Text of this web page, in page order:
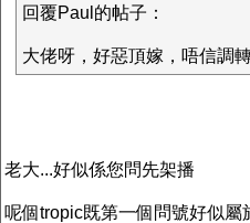
回覆Paul的帖子：
大佬呀，好惡頂嫁，唔信調
老大...好似係您問先架播
呢個tropic既第一個問號好似